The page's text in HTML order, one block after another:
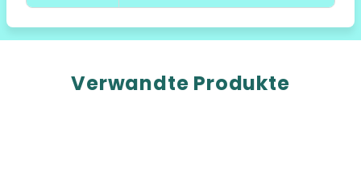
Verwandte Produkte